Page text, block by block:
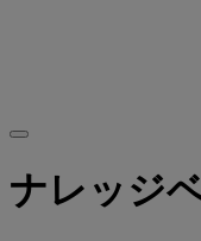
ナレッジ